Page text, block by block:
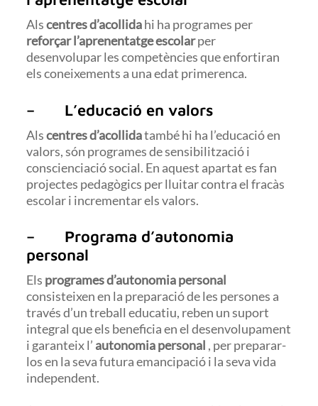
Alscentres d’acollidahi ha programes per
reforçar l’aprenentatge escolarper
desenvolupar les competències que enfortiran
els coneixements a una edat primerenca.
– L’educació en valors
Alscentres d’acollidatambé hi ha l’educació en
valors, són programes de sensibilització i
conscienciació social. En aquest apartat es fan
projectes pedagògics per lluitar contra el fracàs
escolar i incrementar els valors.
– Programa d’autonomia
personal
Els programes d’autonomia personal
consisteixen en la preparació de les persones a
través d’un treball educatiu, reben un suport
integral que els beneficia en el desenvolupament
i garanteix l’ autonomia personal , per preparar-
los en la seva futura emancipació i la seva vida
independent.